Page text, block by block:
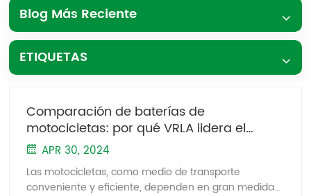
Blog Más Reciente
ETIQUETAS
Comparación de baterías de
motocicletas: por qué VRLA lidera el
camino
APR 30, 2024
Las motocicletas, como medio de transporte
conveniente y eficiente, dependen en gran medida